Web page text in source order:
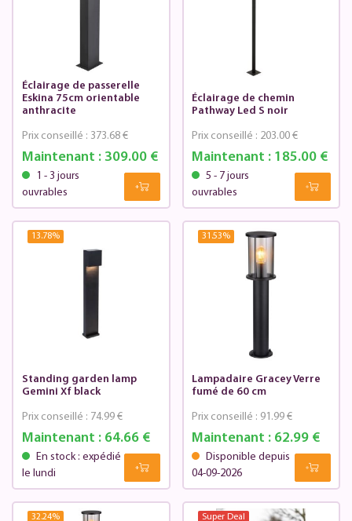
Éclairage de passerelle
Eskina 75cm orientable
anthracite
Maintenant :309.00 €
Prix conseillé : 373.68 €
1 - 3 jours
ouvrables
Éclairage de chemin
Pathway Led S noir
Maintenant : 185.00 €
Prix conseillé : 203.00 €
5 - 7 jours
ouvrables
13.78%
Standing garden lamp
Gemini Xf black
Maintenant :64.66 €
Prix conseillé : 74.99 €
En stock : expédié
le lundi
31.53%
Lampadaire Gracey Verre
fumé de 60 cm
Maintenant : 62.99 €
Prix conseillé : 91.99 €
Disponible depuis
04-09-2026
32.24% Super Deal